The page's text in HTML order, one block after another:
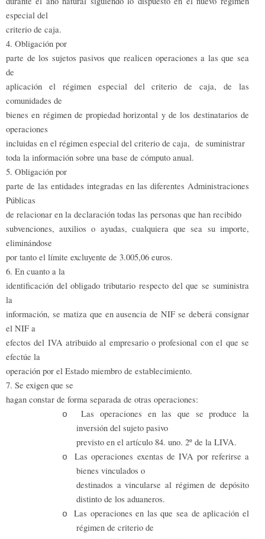
especial del
criterio de caja.
4. Obligación por
parte de los sujetos pasivos que realicen operaciones a las que sea
de
aplicación el régimen especial del criterio de caja, de las
comunidades de
bienes en régimen de propiedad horizontal y de los destinatarios de
operaciones
incluidas en el régimen especial del criterio de caja, de suministrar
toda la información sobre una base de cómputo anual.
5. Obligación por
parte de las entidades integradas en las diferentes Administraciones
Públicas
de relacionar en la declaración todas las personas que han recibido
subvenciones, auxilios o ayudas, cualquiera que sea su importe,
eliminándose
por tanto el límite excluyente de 3.005,06 euros.
6. En cuanto a la
identificación del obligado tributario respecto del que se suministra
la
información, se matiza que en ausencia de NIF se deberá consignar
el NIF a
efectos del IVA atribuido al empresario o profesional con el que se
efectúe la
operación por el Estado miembro de establecimiento.
7. Se exigen que se
hagan constar de forma separada de otras operaciones:
o
Las operaciones en las que se produce la
inversión del sujeto pasivo
previsto en el artículo 84. uno. 2º de la LIVA.
o
Las operaciones exentas de IVA por referirse a
bienes vinculados o
destinados a vincularse al régimen de depósito
distinto de los aduaneros.
o
Las operaciones en las que sea de aplicación el
régimen de criterio de